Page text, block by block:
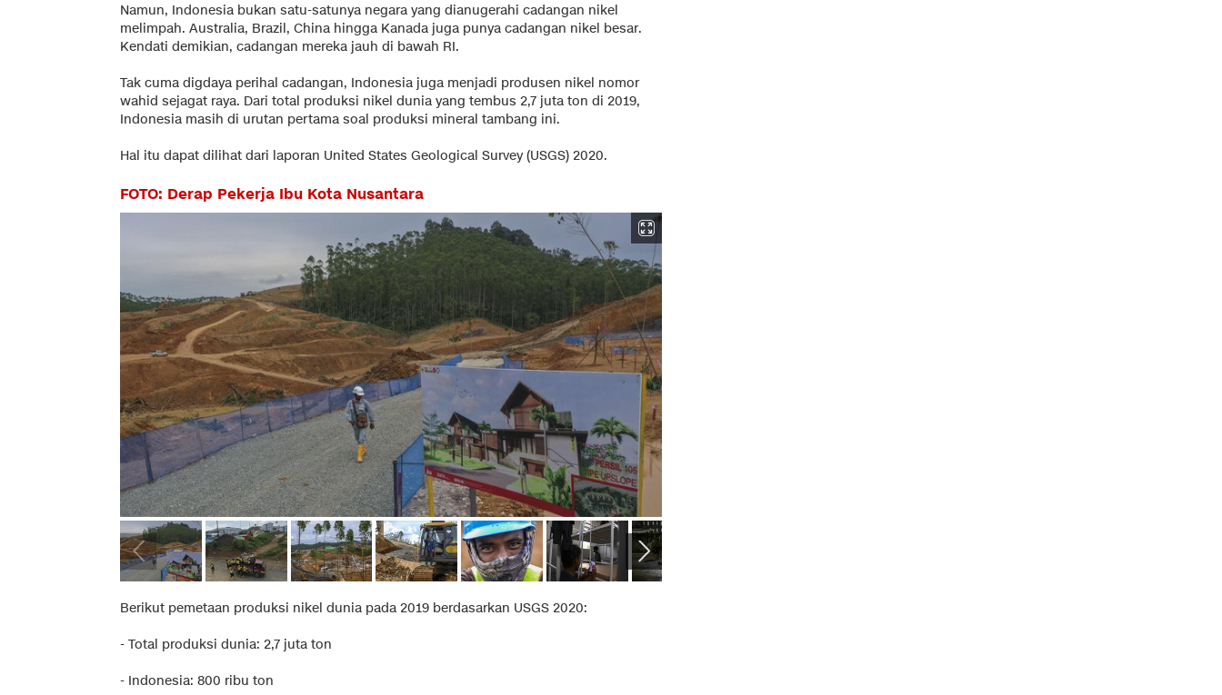
Namun, Indonesia bukan satu-satunya negara yang dianugerahi cadangan nikel
melimpah. Australia, Brazil, China hingga Kanada juga punya cadangan nikel besar.
Kendati demikian, cadangan mereka jauh di bawah RI.
Tak cuma digdaya perihal cadangan, Indonesia juga menjadi produsen nikel nomor
wahid sejagat raya. Dari total produksi nikel dunia yang tembus 2,7 juta ton di 2019,
Indonesia masih di urutan pertama soal produksi mineral tambang ini.
Hal itu dapat dilihat dari laporan United States Geological Survey (USGS) 2020.
FOTO: Derap Pekerja Ibu Kota Nusantara
Berikut pemetaan produksi nikel dunia pada 2019 berdasarkan USGS 2020:
- Total produksi dunia: 2,7 juta ton
- Indonesia: 800 ribu ton